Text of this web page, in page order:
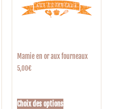
Mamie en or aux fourneaux
5,00€
Choix des options